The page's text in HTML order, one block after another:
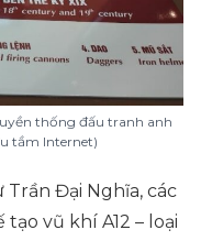
thống đấu tranh anh
tầm Internet)
Đại Nghĩa, các
vũ khí A12 – loại